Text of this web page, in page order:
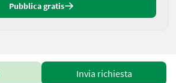
Pubblica gratis
Invia richiesta